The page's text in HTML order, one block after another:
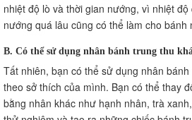
nhiệt độ lò và thời gian nướng, vì nhiệt
nướng quá lâu cũng có thể làm cho bánh
B. Có thể sử dụng nhân bánh trung thu
Tất nhiên, bạn có thể sử dụng nhân
theo sở thích của mình. Bạn có thể thay
bằng nhân khác như hạnh nhân, trà